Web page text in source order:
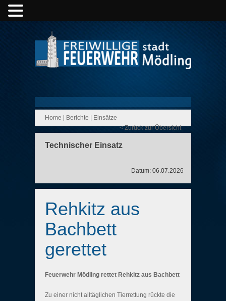
Home Berichte
Einsätze
< Zurück zur Übersicht
Technischer Einsatz
Datum: 06.07.2026
Rehkitz aus
Bachbett
gerettet
Feuerwehr Mödling rettet Rehkitz aus Bachbett
Zu einer nicht alltäglichen Tierrettung rückte die